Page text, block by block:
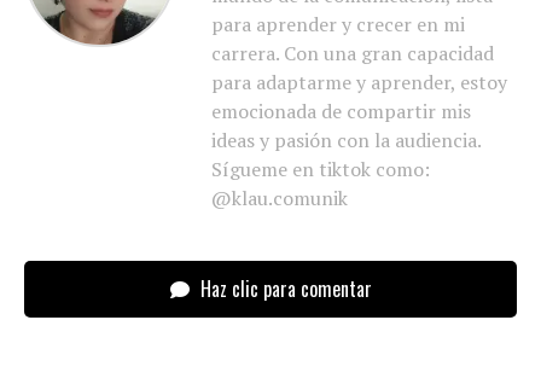
para aprender y crecer en mi
carrera. Con una gran capacidad
para adaptarme y aprender, estoy
emocionada de compartir mis
ideas y pasión con la audiencia.
Sígueme en tiktok como:
@klau.comunik
Haz clic para comentar